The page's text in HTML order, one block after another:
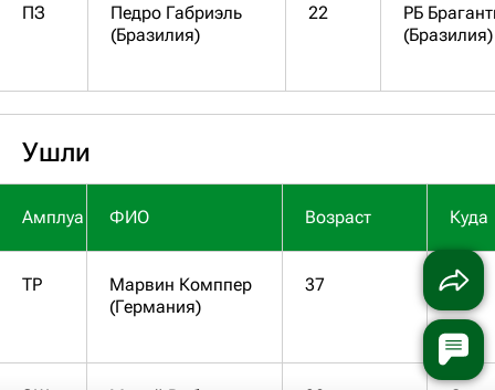
ПЗ
Педро Габриэль
(Бразилия)
22
РБ
(Бразилия)
Ушли
Амплуа ФИО Возраст Куда
ТР
Марвин Комппер
(Германия)
37